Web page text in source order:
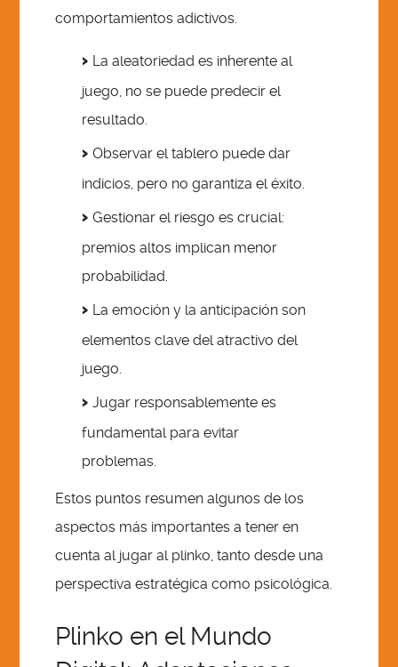
comportamientos adictivos.
La aleatoriedad es inherente al
juego, no se puede predecir el
resultado.
Observar el tablero puede dar
indicios, pero no garantiza el éxito.
Gestionar el riesgo es crucial:
premios altos implican menor
probabilidad.
La emoción y la anticipación son
elementos clave del atractivo del
juego.
Jugar responsablemente es
fundamental para evitar
problemas.
Estos puntos resumen algunos de los
aspectos más importantes a tener en
cuenta al jugar al plinko, tanto desde una
perspectiva estratégica como psicológica.
Plinko en el Mundo